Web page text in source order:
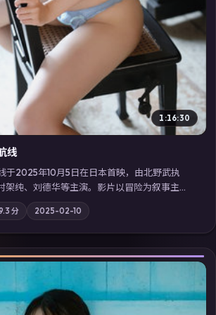
1:16:30
线
于2025年10月5日在日本首映，由北野武执
架纯、刘德华等主演。影片以冒险为叙事主
后，主角发现自己从未活过“真实”的一天；摄
气质；站内亦可通过「国产免费观看高清电视
索同类型高分佳作，畅享高清在线追剧体验。
分 2025-02-10